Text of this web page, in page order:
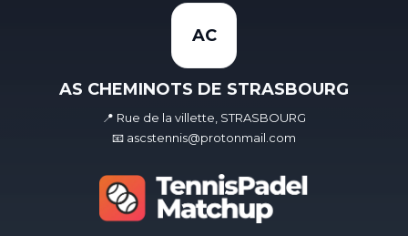
AC
AS CHEMINOTS DE STRASBOURG
📍 Rue de la villette, STRASBOURG
📧 ascstennis@protonmail.com